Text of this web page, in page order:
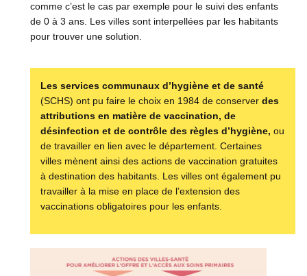
comme c’est le cas par exemple pour le suivi des enfants
de 0 à 3 ans. Les villes sont interpellées par les habitants
pour trouver une solution.
Les services communaux d’hygiène et de santé
(SCHS) ont pu faire le choix en 1984 de conserverdes
attributions en matière de vaccination, de
désinfection et de contrôle des règles d’hygiène, ou
de travailler en lien avec le département. Certaines
villes mènent ainsi des actions de vaccination gratuites
à destination des habitants. Les villes ont également pu
travailler à la mise en place de l’extension des
vaccinations obligatoires pour les enfants.